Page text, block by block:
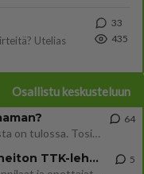
Utelias
33
435
Osallistu keskusteluun
Uusi draamasarja järkyttävästä tapauksesta on tulossa. Tositapahtumiin perustuva sarja ammentaa vuoden 1986 Mikkelin pan
64
Ernest Lawson täräytti erikoisen heiton TTK-lehdistötilaisuudessa: " Onko tässä tarkoituksena...?" 5